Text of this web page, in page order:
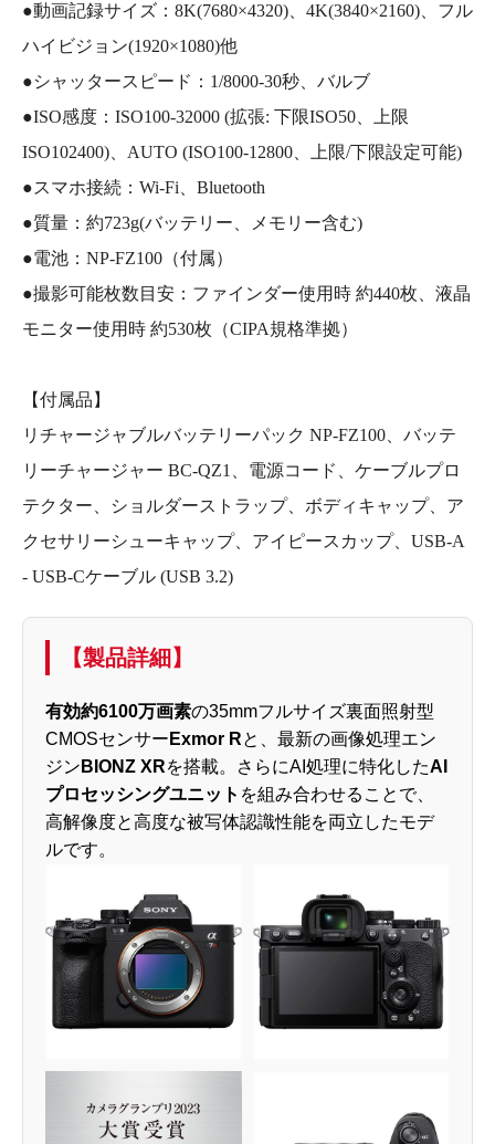
●動画記録サイズ：8K(7680×4320)、4K(3840×2160)、フル
ハイビジョン(1920×1080)他
●シャッタースピード：1/8000-30秒、バルブ
●ISO感度：ISO100-32000 (拡張: 下限ISO50、上限
ISO102400)、AUTO (ISO100-12800、上限/下限設定可能)
●スマホ接続：Wi-Fi、Bluetooth
●質量：約723g(バッテリー、メモリー含む)
●電池：NP-FZ100（付属）
●撮影可能枚数目安：ファインダー使用時 約440枚、液晶
モニター使用時 約530枚（CIPA規格準拠）
【付属品】
リチャージャブルバッテリーパック NP-FZ100、バッテ
リーチャージャー BC-QZ1、電源コード、ケーブルプロ
テクター、ショルダーストラップ、ボディキャップ、ア
クセサリーシューキャップ、アイピースカップ、USB-A
- USB-Cケーブル (USB 3.2)
【製品詳細】
有効約6100万画素の35mmフルサイズ裏面照射型
CMOSセンサー Exmor Rと、最新の画像処理エン
ジン BIONZ XRを搭載。さらにAI処理に特化したAI
プロセッシングユニット を組み合わせることで、
高解像度と高度な被写体認識性能を両立したモデ
ルです。